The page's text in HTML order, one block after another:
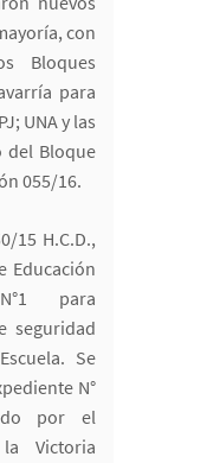
con
Bloques
para
UNA y las
del Bloque
055/16.
15 H.C.D.,
Educación
para
seguridad
Se
N°
por el
Victoria